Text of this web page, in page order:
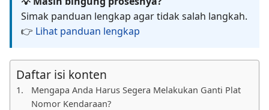
Simak panduan lengkap agar tidak salah langkah.
👉 Lihat panduan lengkap
Daftar isi konten
Mengapa Anda Harus Segera Melakukan Ganti Plat
Nomor Kendaraan?